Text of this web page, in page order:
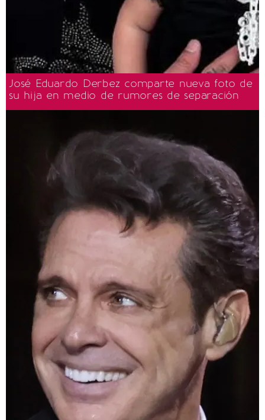
José Eduardo Derbez comparte nueva foto de
su hija en medio de rumores de separación